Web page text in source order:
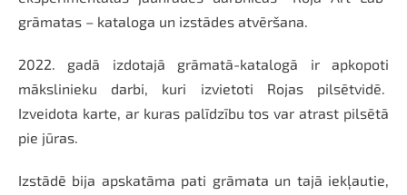
grāmatas – kataloga un izstādes atvēršana.
2022. gadā izdotajā grāmatā-katalogā ir apkopoti
mākslinieku darbi, kuri izvietoti Rojas pilsētvidē.
Izveidota karte, ar kuras palīdzību tos var atrast pilsētā
pie jūras.
Izstādē bija apskatāma pati grāmata un tajā iekļautie,